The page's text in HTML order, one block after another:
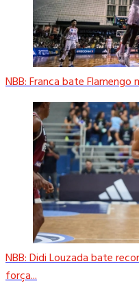
NBB: Franca bate Flamengo
NBB: Didi Louzada bate
força...